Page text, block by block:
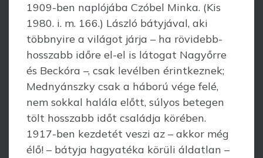
1909-ben naplójába Czóbel Minka. (Kis
1980. i. m. 166.) László bátyjával, aki
többnyire a világot járja – ha rövidebb-
hosszabb időre el-el is látogat Nagyőrre
és Beckóra –, csak levélben érintkeznek;
Mednyánszky csak a háború vége felé,
nem sokkal halála előtt, súlyos betegen
tölt hosszabb időt családja körében.
1917-ben kezdetét veszi az – akkor még
élő! – bátyja hagyatéka körüli áldatlan –